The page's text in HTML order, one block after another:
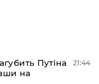
Путіна
на
21:44